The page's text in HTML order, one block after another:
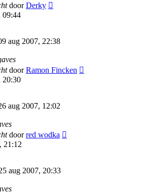
doorDerky
09:44
aug 2007, 22:38
doorRamon Fincken
20:30
aug 2007, 12:02
doorred wodka
21:12
aug 2007, 20:33